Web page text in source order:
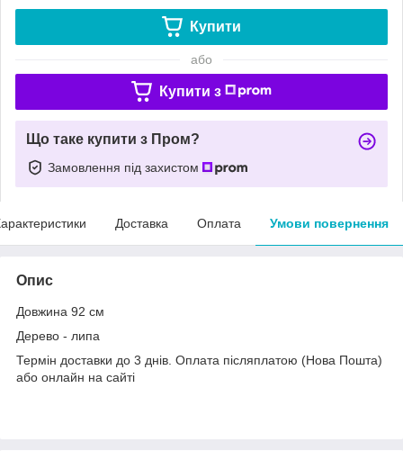
Купити
або
Купити з
Що таке купити з Пром?
Замовлення під захистом
Доставка Оплата Умови повернення
Опис
Довжина 92 см
Дерево - липа
Термін доставки до 3 днів. Оплата післяплатою (Нова Пошта)
або онлайн на сайті